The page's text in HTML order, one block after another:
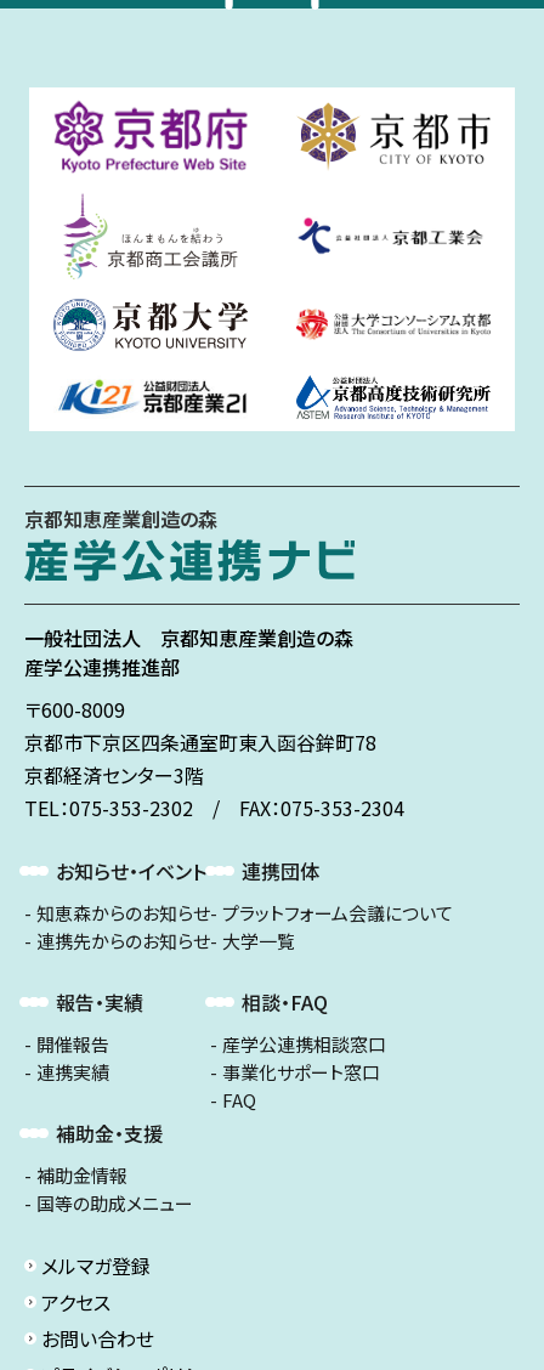
京都知恵産業創造の森
一般社団法人 京都知恵産業創造の森
産学公連携推進部
〒600-8009
京都市下京区四条通室町東入函谷鉾町78
京都経済センター3階
TEL：075-353-2302 / FAX：075-353-2304
お知らせ・イベント
知恵森からのお知らせ
連携先からのお知らせ
報告・実績
開催報告
連携実績
補助金・支援
補助金情報
国等の助成メニュー
連携団体
プラットフォーム会議について
大学一覧
相談・FAQ
産学公連携相談窓口
事業化サポート窓口
FAQ
メルマガ登録
アクセス
お問い合わせ